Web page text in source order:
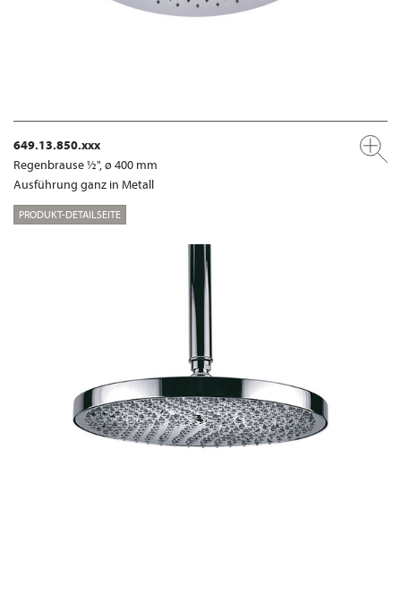
649.13.850.xxx
Regenbrause ½", ø 400 mm
Ausführung ganz in Metall
PRODUKT-DETAILSEITE